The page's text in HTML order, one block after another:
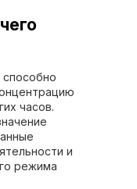
часов.
и
режима